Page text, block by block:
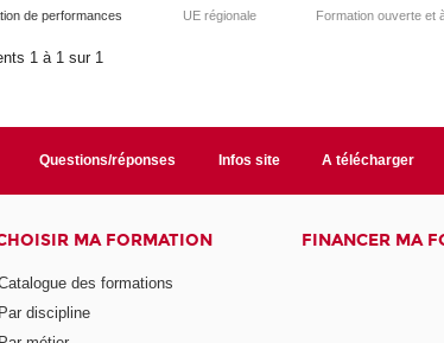
de performances UE régionale Formation ouverte et
1 à 1 sur 1
Questions/réponses Infos site A télécharger
MA FORMATION
des formations
Par discipline
FINANCER MA